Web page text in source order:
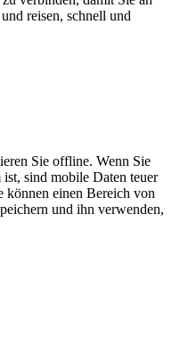
reisen, schnell und
Sie offline. Wenn Sie
sind mobile Daten teuer
können einen Bereich von
und ihn verwenden,